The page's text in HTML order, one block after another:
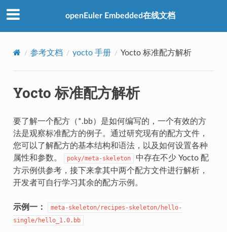
openEuler Embedded在线文档
参考文档 yocto 手册 Yocto 标准配方解析
Yocto 标准配方解析
要了解一个配方（*.bb）是如何编写的，一个有效的方
法是观察标准配方的例子。通过研究现有的配方文件，
您可以了解配方的基本结构和语法，以及如何设置各种
属性和参数。
poky/meta-skeleton
中存在不少 Yocto 配
方示例供参考，接下来拿其中两个配方文件进行解析，
开发者可自行学习其余的配方示例。
示例一：
meta-skeleton/recipes-skeleton/hello-
single/hello_1.0.bb